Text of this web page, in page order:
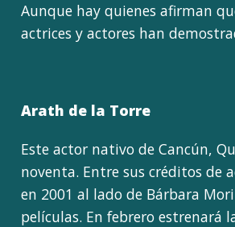
Aunque hay quienes afirman
actrices y actores han
Arath de la Torre
Este actor nativo de Cancún,
noventa. Entre sus créditos de
en 2001 al lado de Bárbara
películas. En febrero estrenará